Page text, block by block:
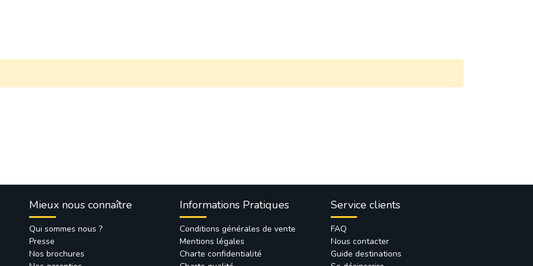
Mieux nous connaître
Qui sommes nous ?
Presse
Nos brochures
Informations Pratiques
Conditions générales de vente
Mentions légales
Charte confidentialité
Service clients
FAQ
Nous contacter
Guide destinations